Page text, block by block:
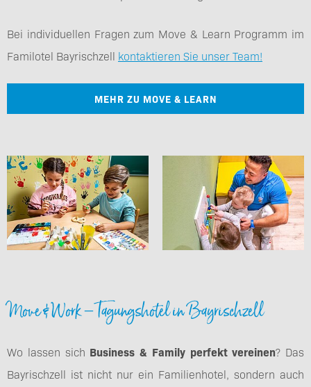
Bei individuellen Fragen zum Move & Learn Programm im
Familotel Bayrischzell kontaktieren Sie unser Team!
MEHR ZU MOVE & LEARN
Move & Work – Tagungshotel in Bayrischzell
Wo lassen sich Business & Family perfekt vereinen? Das
Bayrischzell ist nicht nur ein Familienhotel, sondern auch